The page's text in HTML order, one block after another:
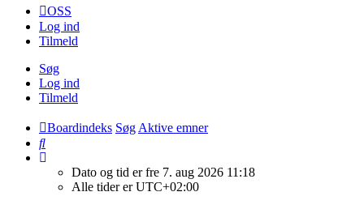
OSS
Log ind
Tilmeld
Søg
Log ind
Tilmeld
Boardindeks Søg Aktive emner
Søg
Dato og tid er fre 7. aug 2026 11:18
Alle tider erUTC+02:00